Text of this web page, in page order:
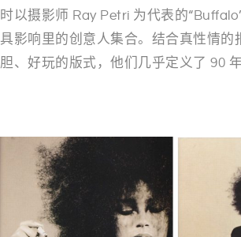
时以摄影师 Ray Petri 为代表的
具影响里的创意人集合。结合真性情的
胆、好玩的版式，他们几乎定义了 90